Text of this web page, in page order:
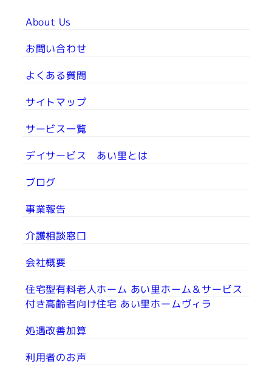
About Us
お問い合わせ
よくある質問
サイトマップ
サービス一覧
デイサービス あい里とは
ブログ
事業報告
介護相談窓口
会社概要
住宅型有料老人ホーム あい里ホーム＆サービス
付き高齢者向け住宅 あい里ホームヴィラ
処遇改善加算
利用者のお声